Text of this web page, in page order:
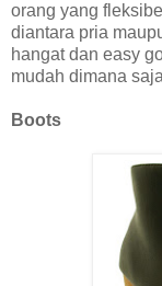
orang yang
diantara pria
hangat dan easy
mudah dimana
Boots